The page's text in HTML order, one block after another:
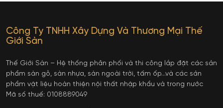
Công Ty TNHH Xây Dựng Và Thương Mại Thế
Giới Sàn
Thế Giới Sàn – Hệ thống phân phối và thi công lắp đặt các sản
phẩm sàn gỗ, sàn nhựa, sàn ngoài trời, tấm ốp…và các sản
phẩm vật liệu hoàn thiện nội thất nhập khẩu và trong nước
Mã số thuế: 0108889049